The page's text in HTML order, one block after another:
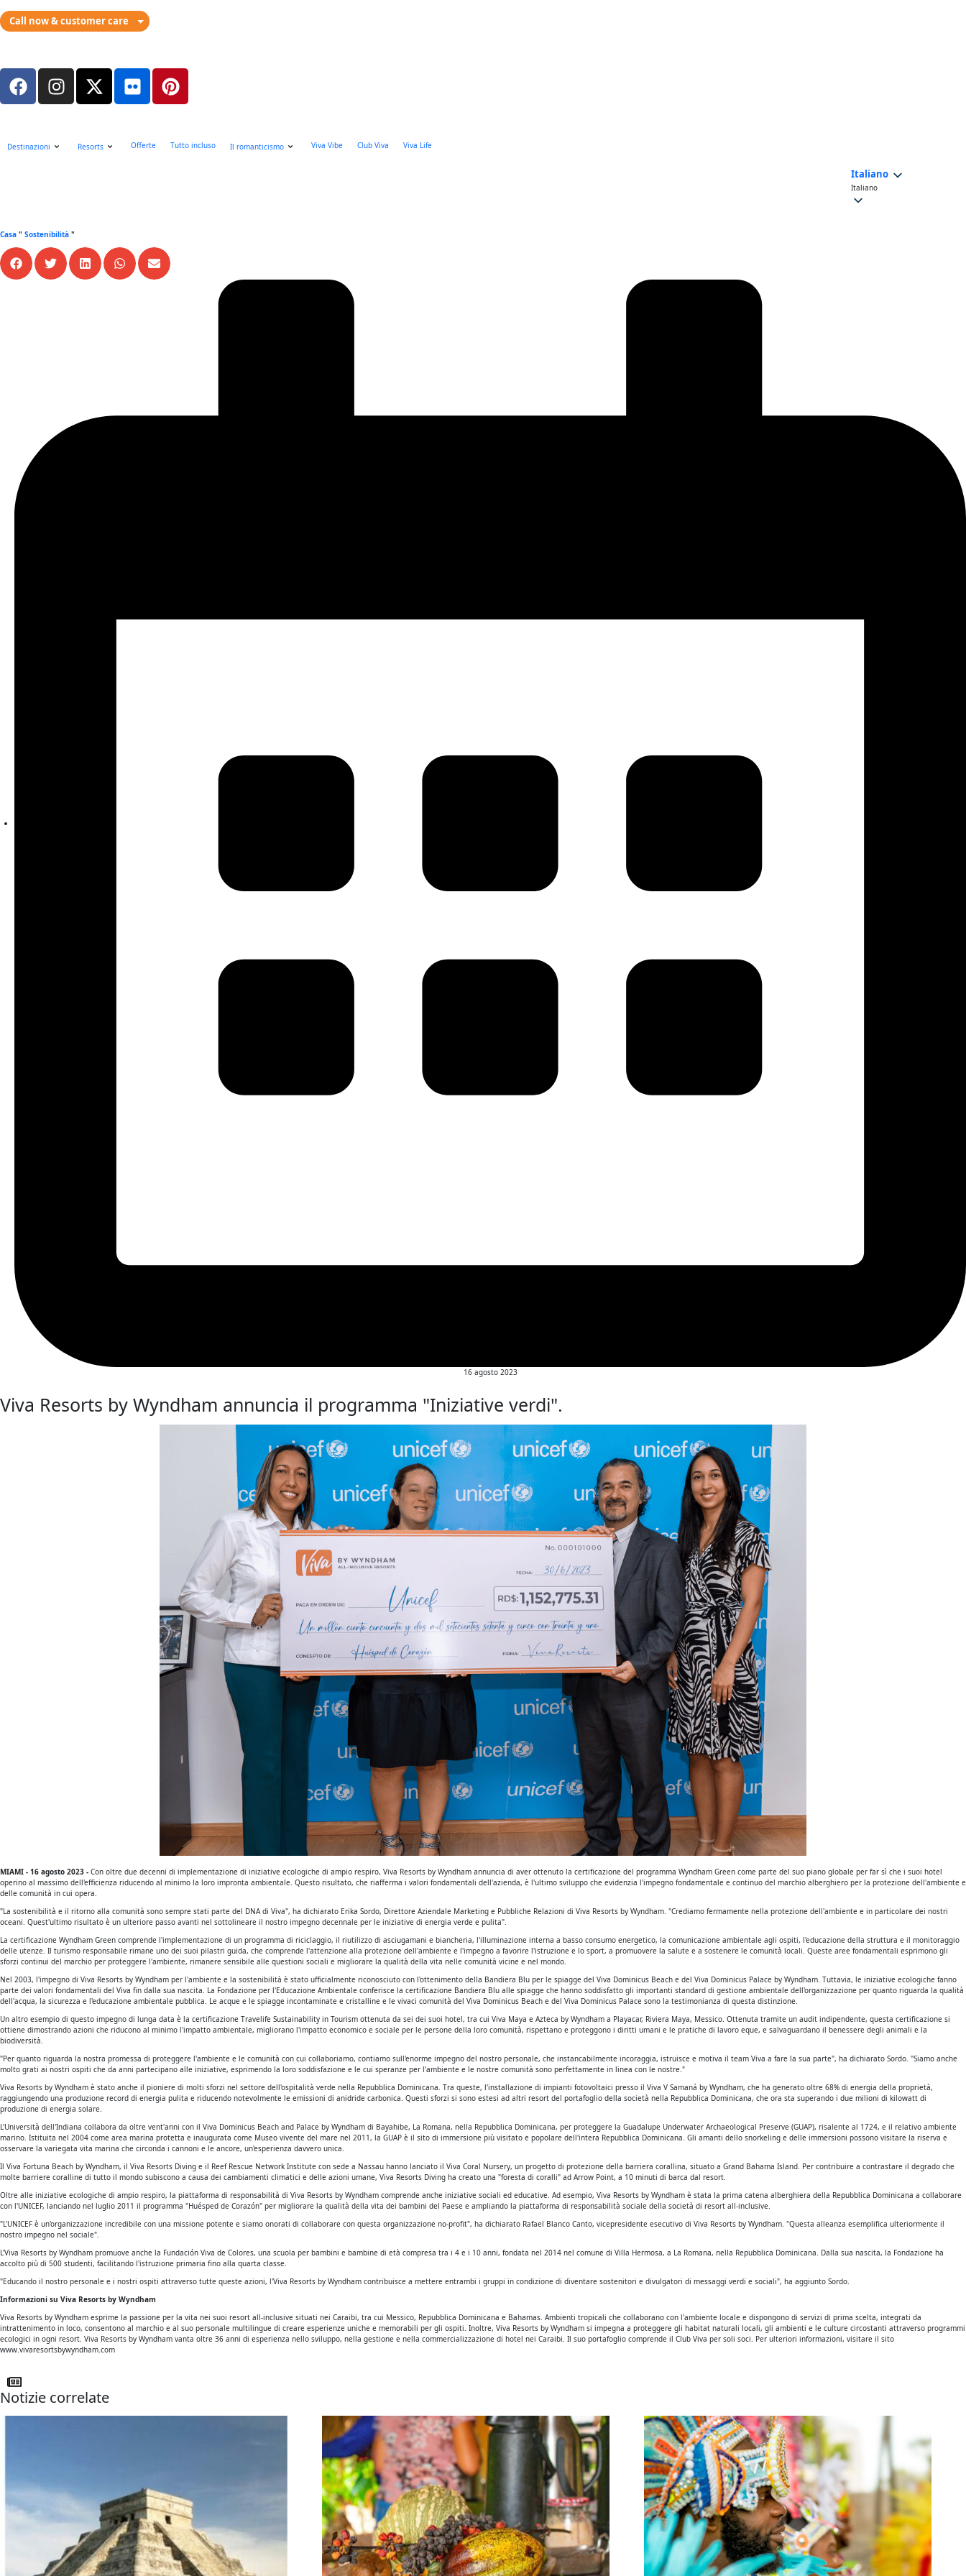
Call now & customer care
Destinazioni Resorts Offerte Tutto incluso Il romanticismo Viva Vibe Club Viva Viva Life
Italiano
Italiano
Casa " Sostenibilità "
16 agosto 2023
Viva Resorts by Wyndham annuncia il programma "Iniziative verdi".
MIAMI - 16 agosto 2023 - Con oltre due decenni di implementazione di iniziative ecologiche di ampio respiro, Viva Resorts by Wyndham annuncia di aver ottenuto la certificazione del programma Wyndham Green come parte del suo piano globale per far sì che i suoi hotel
operino al massimo dell'efficienza riducendo al minimo la loro impronta ambientale. Questo risultato, che riafferma i valori fondamentali dell'azienda, è l'ultimo sviluppo che evidenzia l'impegno fondamentale e continuo del marchio alberghiero per la protezione dell'ambiente e
delle comunità in cui opera.
"La sostenibilità e il ritorno alla comunità sono sempre stati parte del DNA di Viva", ha dichiarato Erika Sordo, Direttore Aziendale Marketing e Pubbliche Relazioni di Viva Resorts by Wyndham. "Crediamo fermamente nella protezione dell'ambiente e in particolare dei nostri
oceani. Quest'ultimo risultato è un ulteriore passo avanti nel sottolineare il nostro impegno decennale per le iniziative di energia verde e pulita".
La certificazione Wyndham Green comprende l'implementazione di un programma di riciclaggio, il riutilizzo di asciugamani e biancheria, l'illuminazione interna a basso consumo energetico, la comunicazione ambientale agli ospiti, l'educazione della struttura e il monitoraggio
delle utenze. Il turismo responsabile rimane uno dei suoi pilastri guida, che comprende l'attenzione alla protezione dell'ambiente e l'impegno a favorire l'istruzione e lo sport, a promuovere la salute e a sostenere le comunità locali. Queste aree fondamentali esprimono gli
sforzi continui del marchio per proteggere l'ambiente, rimanere sensibile alle questioni sociali e migliorare la qualità della vita nelle comunità vicine e nel mondo.
Nel 2003, l'impegno di Viva Resorts by Wyndham per l'ambiente e la sostenibilità è stato ufficialmente riconosciuto con l'ottenimento della Bandiera Blu per le spiagge del Viva Dominicus Beach e del Viva Dominicus Palace by Wyndham. Tuttavia, le iniziative ecologiche fanno
parte dei valori fondamentali del Viva fin dalla sua nascita. La Fondazione per l'Educazione Ambientale conferisce la certificazione Bandiera Blu alle spiagge che hanno soddisfatto gli importanti standard di gestione ambientale dell'organizzazione per quanto riguarda la qualità
dell'acqua, la sicurezza e l'educazione ambientale pubblica. Le acque e le spiagge incontaminate e cristalline e le vivaci comunità del Viva Dominicus Beach e del Viva Dominicus Palace sono la testimonianza di questa distinzione.
Un altro esempio di questo impegno di lunga data è la certificazione Travelife Sustainability in Tourism ottenuta da sei dei suoi hotel, tra cui Viva Maya e Azteca by Wyndham a Playacar, Riviera Maya, Messico. Ottenuta tramite un audit indipendente, questa certificazione si
ottiene dimostrando azioni che riducono al minimo l'impatto ambientale, migliorano l'impatto economico e sociale per le persone della loro comunità, rispettano e proteggono i diritti umani e le pratiche di lavoro eque, e salvaguardano il benessere degli animali e la
biodiversità.
"Per quanto riguarda la nostra promessa di proteggere l'ambiente e le comunità con cui collaboriamo, contiamo sull'enorme impegno del nostro personale, che instancabilmente incoraggia, istruisce e motiva il team Viva a fare la sua parte", ha dichiarato Sordo. "Siamo anche
molto grati ai nostri ospiti che da anni partecipano alle iniziative, esprimendo la loro soddisfazione e le cui speranze per l'ambiente e le nostre comunità sono perfettamente in linea con le nostre."
Viva Resorts by Wyndham è stato anche il pioniere di molti sforzi nel settore dell'ospitalità verde nella Repubblica Dominicana. Tra queste, l'installazione di impianti fotovoltaici presso il Viva V Samaná by Wyndham, che ha generato oltre 68% di energia della proprietà,
raggiungendo una produzione record di energia pulita e riducendo notevolmente le emissioni di anidride carbonica. Questi sforzi si sono estesi ad altri resort del portafoglio della società nella Repubblica Dominicana, che ora sta superando i due milioni di kilowatt di
produzione di energia solare.
L'Università dell'Indiana collabora da oltre vent'anni con il Viva Dominicus Beach and Palace by Wyndham di Bayahibe, La Romana, nella Repubblica Dominicana, per proteggere la Guadalupe Underwater Archaeological Preserve (GUAP), risalente al 1724, e il relativo ambiente
marino. Istituita nel 2004 come area marina protetta e inaugurata come Museo vivente del mare nel 2011, la GUAP è il sito di immersione più visitato e popolare dell'intera Repubblica Dominicana. Gli amanti dello snorkeling e delle immersioni possono visitare la riserva e
osservare la variegata vita marina che circonda i cannoni e le ancore, un'esperienza davvero unica.
Il Viva Fortuna Beach by Wyndham, il Viva Resorts Diving e il Reef Rescue Network Institute con sede a Nassau hanno lanciato il Viva Coral Nursery, un progetto di protezione della barriera corallina, situato a Grand Bahama Island. Per contribuire a contrastare il degrado che
molte barriere coralline di tutto il mondo subiscono a causa dei cambiamenti climatici e delle azioni umane, Viva Resorts Diving ha creato una "foresta di coralli" ad Arrow Point, a 10 minuti di barca dal resort.
Oltre alle iniziative ecologiche di ampio respiro, la piattaforma di responsabilità di Viva Resorts by Wyndham comprende anche iniziative sociali ed educative. Ad esempio, Viva Resorts by Wyndham è stata la prima catena alberghiera della Repubblica Dominicana a collaborare
con l'UNICEF, lanciando nel luglio 2011 il programma "Huésped de Corazón" per migliorare la qualità della vita dei bambini del Paese e ampliando la piattaforma di responsabilità sociale della società di resort all-inclusive.
"L'UNICEF è un'organizzazione incredibile con una missione potente e siamo onorati di collaborare con questa organizzazione no-profit", ha dichiarato Rafael Blanco Canto, vicepresidente esecutivo di Viva Resorts by Wyndham. "Questa alleanza esemplifica ulteriormente il
nostro impegno nel sociale".
L'Viva Resorts by Wyndham promuove anche la Fundación Viva de Colores, una scuola per bambini e bambine di età compresa tra i 4 e i 10 anni, fondata nel 2014 nel comune di Villa Hermosa, a La Romana, nella Repubblica Dominicana. Dalla sua nascita, la Fondazione ha
accolto più di 500 studenti, facilitando l'istruzione primaria fino alla quarta classe.
"Educando il nostro personale e i nostri ospiti attraverso tutte queste azioni, l'Viva Resorts by Wyndham contribuisce a mettere entrambi i gruppi in condizione di diventare sostenitori e divulgatori di messaggi verdi e sociali", ha aggiunto Sordo.
Informazioni su Viva Resorts by Wyndham
Viva Resorts by Wyndham esprime la passione per la vita nei suoi resort all-inclusive situati nei Caraibi, tra cui Messico, Repubblica Dominicana e Bahamas. Ambienti tropicali che collaborano con l'ambiente locale e dispongono di servizi di prima scelta, integrati da
intrattenimento in loco, consentono al marchio e al suo personale multilingue di creare esperienze uniche e memorabili per gli ospiti. Inoltre, Viva Resorts by Wyndham si impegna a proteggere gli habitat naturali locali, gli ambienti e le culture circostanti attraverso programmi
ecologici in ogni resort. Viva Resorts by Wyndham vanta oltre 36 anni di esperienza nello sviluppo, nella gestione e nella commercializzazione di hotel nei Caraibi. Il suo portafoglio comprende il Club Viva per soli soci. Per ulteriori informazioni, visitare il sito
www.vivaresortsbywyndham.com
Notizie correlate